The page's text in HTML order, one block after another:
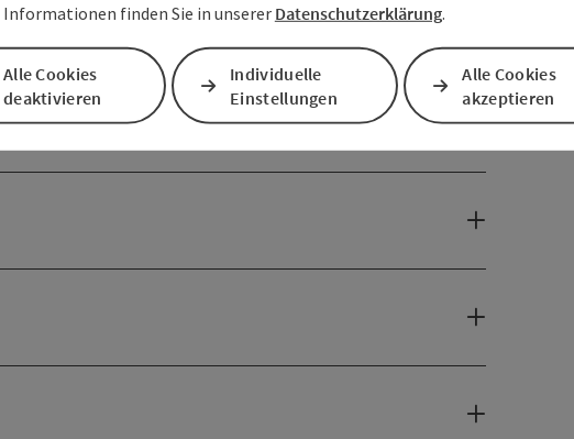
Informationen finden Sie in unserer Datenschutzerklärung.
Alle Cookies
deaktivieren
Individuelle
Einstellungen
Alle Cookies
akzeptieren